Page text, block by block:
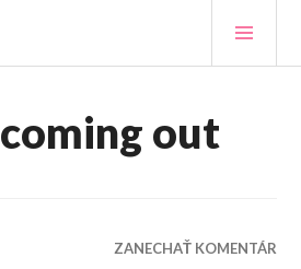
coming out
ZANECHAŤ KOMENTÁR